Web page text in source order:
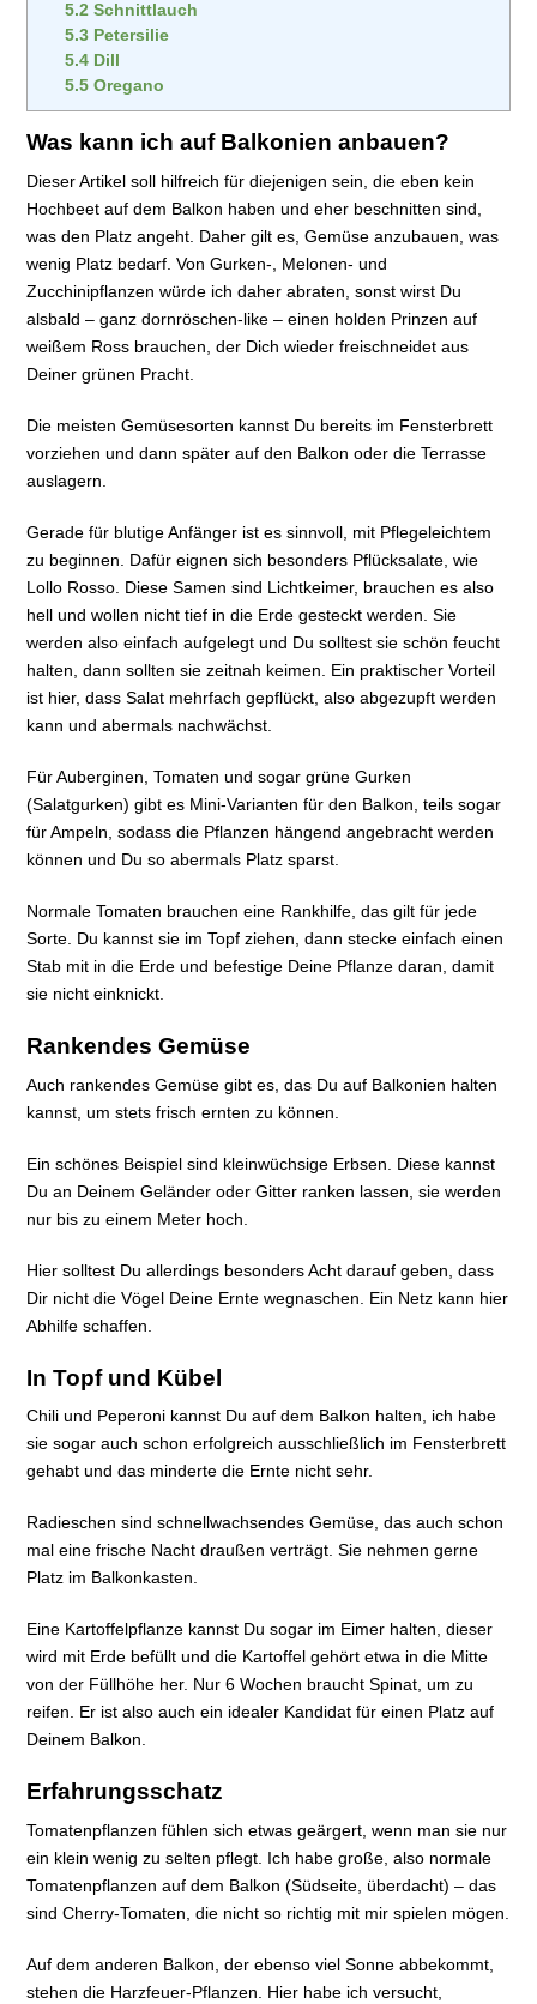
5.2Schnittlauch
5.3Petersilie
5.4Dill
5.5Oregano
Was kann ich auf Balkonien anbauen?
Dieser Artikel soll hilfreich für diejenigen sein, die eben kein
Hochbeet auf dem Balkon haben und eher beschnitten sind,
was den Platz angeht. Daher gilt es, Gemüse anzubauen, was
wenig Platz bedarf. Von Gurken-, Melonen- und
Zucchinipflanzen würde ich daher abraten, sonst wirst Du
alsbald – ganz dornröschen-like – einen holden Prinzen auf
weißem Ross brauchen, der Dich wieder freischneidet aus
Deiner grünen Pracht.
Die meisten Gemüsesorten kannst Du bereits im Fensterbrett
vorziehen und dann später auf den Balkon oder die Terrasse
auslagern.
Gerade für blutige Anfänger ist es sinnvoll, mit Pflegeleichtem
zu beginnen. Dafür eignen sich besonders Pflücksalate, wie
Lollo Rosso. Diese Samen sind Lichtkeimer, brauchen es also
hell und wollen nicht tief in die Erde gesteckt werden. Sie
werden also einfach aufgelegt und Du solltest sie schön feucht
halten, dann sollten sie zeitnah keimen. Ein praktischer Vorteil
ist hier, dass Salat mehrfach gepflückt, also abgezupft werden
kann und abermals nachwächst.
Für Auberginen, Tomaten und sogar grüne Gurken
(Salatgurken) gibt es Mini-Varianten für den Balkon, teils sogar
für Ampeln, sodass die Pflanzen hängend angebracht werden
können und Du so abermals Platz sparst.
Normale Tomaten brauchen eine Rankhilfe, das gilt für jede
Sorte. Du kannst sie im Topf ziehen, dann stecke einfach einen
Stab mit in die Erde und befestige Deine Pflanze daran, damit
sie nicht einknickt.
Rankendes Gemüse
Auch rankendes Gemüse gibt es, das Du auf Balkonien halten
kannst, um stets frisch ernten zu können.
Ein schönes Beispiel sind kleinwüchsige Erbsen. Diese kannst
Du an Deinem Geländer oder Gitter ranken lassen, sie werden
nur bis zu einem Meter hoch.
Hier solltest Du allerdings besonders Acht darauf geben, dass
Dir nicht die Vögel Deine Ernte wegnaschen. Ein Netz kann hier
Abhilfe schaffen.
In Topf und Kübel
Chili und Peperoni kannst Du auf dem Balkon halten, ich habe
sie sogar auch schon erfolgreich ausschließlich im Fensterbrett
gehabt und das minderte die Ernte nicht sehr.
Radieschen sind schnellwachsendes Gemüse, das auch schon
mal eine frische Nacht draußen verträgt. Sie nehmen gerne
Platz im Balkonkasten.
Eine Kartoffelpflanze kannst Du sogar im Eimer halten, dieser
wird mit Erde befüllt und die Kartoffel gehört etwa in die Mitte
von der Füllhöhe her. Nur 6 Wochen braucht Spinat, um zu
reifen. Er ist also auch ein idealer Kandidat für einen Platz auf
Deinem Balkon.
Erfahrungsschatz
Tomatenpflanzen fühlen sich etwas geärgert, wenn man sie nur
ein klein wenig zu selten pflegt. Ich habe große, also normale
Tomatenpflanzen auf dem Balkon (Südseite, überdacht) – das
sind Cherry-Tomaten, die nicht so richtig mit mir spielen mögen.
Auf dem anderen Balkon, der ebenso viel Sonne abbekommt,
stehen die Harzfeuer-Pflanzen. Hier habe ich versucht,